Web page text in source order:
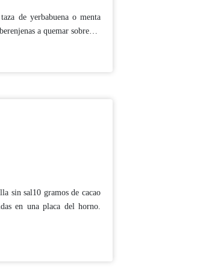
de yerbabuena o menta
a quemar sobre…
sin sal10 gramos de cacao
en una placa del horno.